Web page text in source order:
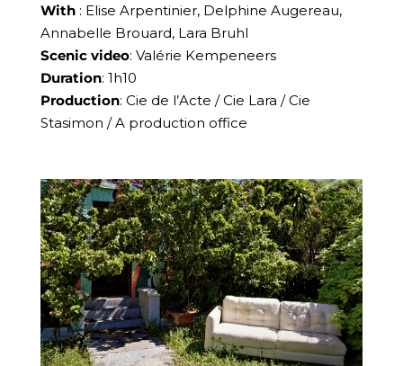
With: Elise Arpentinier, Delphine Augereau,
Annabelle Brouard, Lara Bruhl
Scenic video: Valérie Kempeneers
Duration: 1h10
Production: Cie de l’Acte / Cie Lara / Cie
Stasimon / A production office